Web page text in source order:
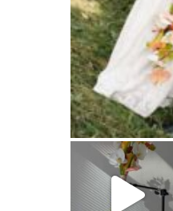
artishokflow